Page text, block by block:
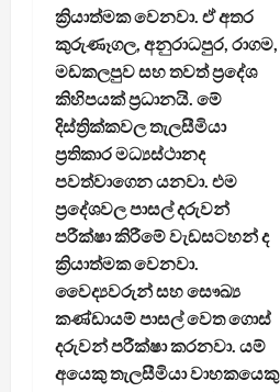
ක්‍රියාත්මක වෙනවා. ඒ අතර
කුරුණෑගල, අනුරාධපුර, රාගම,
මඩකලපුව සහ තවත් ප්‍රදේශ
කිහිපයක් ප්‍රධානයි. මේ
දිස්ත්‍රික්කවල තැලසීමියා
ප්‍රතිකාර මධ්‍යස්ථානද
පවත්වාගෙන යනවා. එම
ප්‍රදේශවල පාසල් දරුවන්
පරීක්ෂා කිරීමේ වැඩසටහන් ද
ක්‍රියාත්මක වෙනවා.
වෛද්‍යවරුන් සහ සෞඛ්‍ය
කණ්ඩායම් පාසල් වෙත ගොස්
දරුවන් පරීක්ෂා කරනවා. යම්
අයෙකු තැලසීමියා වාහකයෙකු